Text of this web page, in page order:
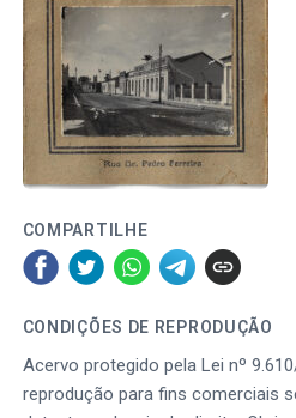
COMPARTILHE
CONDIÇÕES DE REPRODUÇÃO
Acervo protegido pela Lei nº
reprodução para fins comerciais